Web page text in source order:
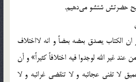
حضرتش‌ شتشو مي‌دهيم‌.
الكتاب‌ يصدق‌ بعضه‌ بعضاً و انه‌ لااختلاف‌
غير الله‌ لوجدوا فيه‌ اختلافاً كثيراً» و أن‌
لا تفني‌ عجائبه‌ و لا تنقضي‌ غرائبه‌ و لا